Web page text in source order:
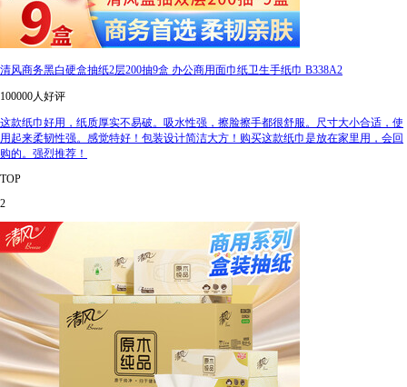
清风商务黑白硬盒抽纸2层200抽9盒 办公商用面巾纸卫生手纸巾 B338A2
100000人好评
这款纸巾好用，纸质厚实不易破。吸水性强，擦脸擦手都很舒服。尺寸大小合适，使
用起来柔韧性强。感觉特好！包装设计简洁大方！购买这款纸巾是放在家里用，会回
购的。强烈推荐！
TOP
2